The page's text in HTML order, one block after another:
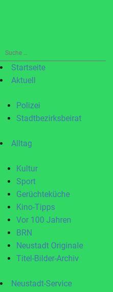
Suche
nach:Startseite
Aktuell
Polizei
Stadtbezirksbeirat
Alltag
Kultur
Sport
Gerüchteküche
Kino-Tipps
Vor 100 Jahren
BRN
Neustadt Originale
Titel-Bilder-Archiv
Neustadt-Service